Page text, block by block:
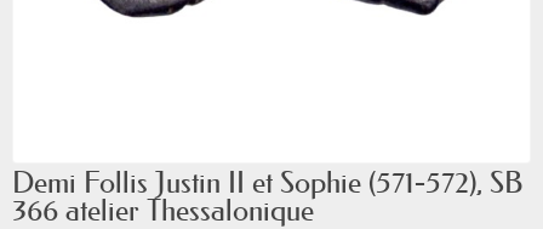
Demi Follis Justin II et Sophie (571-572), SB
366 atelier Thessalonique